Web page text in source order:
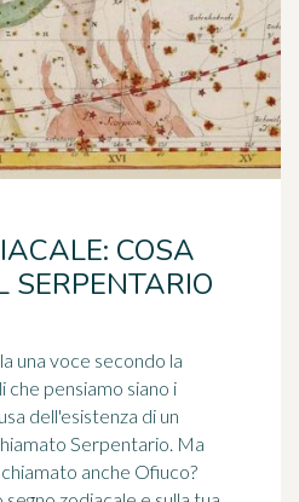
COSA
SERPENTARIO
una voce secondo la
che pensiamo siano i
dell'esistenza di un
Serpentario. Ma
anche Ofiuco?